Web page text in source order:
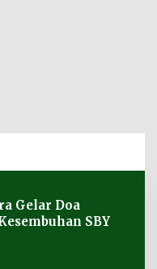
Gelar Doa
SBY